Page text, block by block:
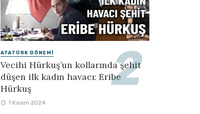
ATATÜRK DÖNEMI
Vecihi Hürkuş’un kollarında şehit
düşen ilk kadın havacı: Eribe
Hürkuş
1 Kasım 2024